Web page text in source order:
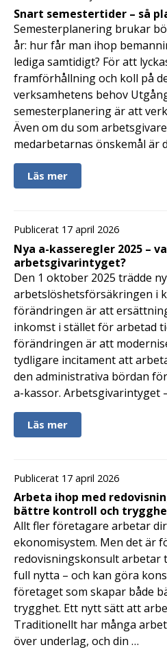
Snart semestertider – så
Semesterplanering brukar
år: hur får man ihop
lediga samtidigt? För att
framförhållning och koll på
verksamhetens behov
semesterplanering är att
Även om du som
medarbetarnas önskemål är
Läs mer
Publicerat 17 april 2026
Nya a-kasseregler 2025 –
arbetsgivarintyget?
Den 1 oktober 2025 trädde
arbetslöshetsförsäkringen i
förändringen är att
inkomst i stället för arbetad
förändringen är att
tydligare incitament att
den administrativa bördan
a-kassor. Arbetsgivarintyget
Läs mer
Publicerat 17 april 2026
Arbeta ihop med
bättre kontroll och
Allt fler företagare arbetar
ekonomisystem. Men det är
redovisningskonsult arbetar
full nytta – och kan göra
företaget som skapar både
trygghet. Ett nytt sätt att
Traditionellt har många
över underlag, och din …